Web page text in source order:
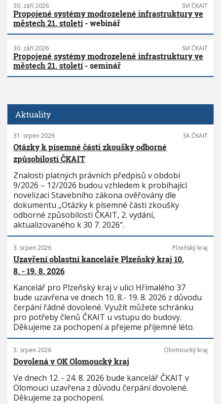
30. září 2026 SVI ČKAIT
Propojené systémy modrozelené infrastruktury ve
městech 21. století - webinář
30. září 2026 SVI ČKAIT
Propojené systémy modrozelené infrastruktury ve
městech 21. století - seminář
Aktuality
31. srpen 2026 SA ČKAIT
Otázky k písemné části zkoušky odborné
způsobilosti ČKAIT
Znalosti platných právních předpisů v období
9/2026 – 12/2026 budou vzhledem k probíhající
novelizaci Stavebního zákona ověřovány dle
dokumentu „Otázky k písemné části zkoušky
odborné způsobilosti ČKAIT, 2. vydání,
aktualizovaného k 30 7. 2026“.
3. srpen 2026 Plzeňský kraj
Uzavření oblastní kanceláře Plzeňský kraj 10.
8. - 19. 8. 2026
Kancelář pro Plzeňský kraj v ulici Hřímalého 37
bude uzavřena ve dnech 10. 8.- 19. 8. 2026 z důvodu
čerpání řádné dovolené. Využít můžete schránku
pro potřeby členů ČKAIT u vstupu do budovy.
Děkujeme za pochopení a přejeme příjemné léto.
3. srpen 2026 Olomoucký kraj
Dovolená v OK Olomoucký kraj
Ve dnech 12. - 24. 8. 2026 bude kancelář ČKAIT v
Olomouci uzavřena z důvodu čerpání dovolené.
Děkujeme za pochopení.